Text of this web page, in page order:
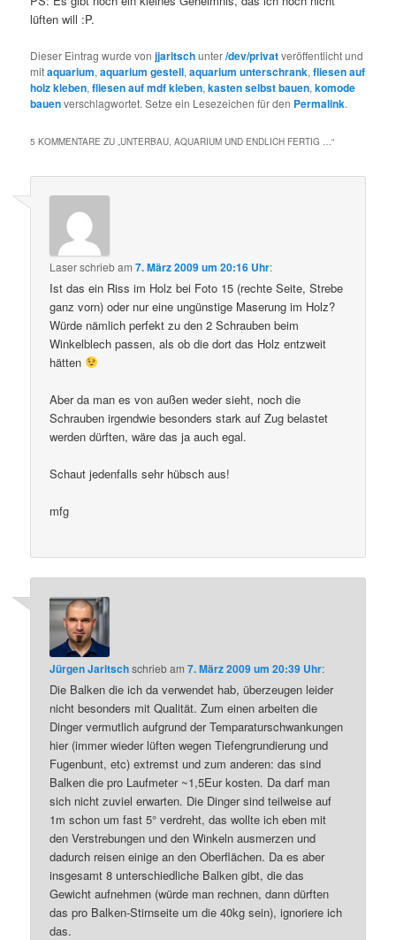
lüften will :P.
Dieser Eintrag wurde vonjjaritschunter/dev/privatveröffentlicht und
mitaquarium,aquarium gestell,aquarium unterschrank,fliesen auf
holz kleben,fliesen auf mdf kleben,kasten selbst bauen,komode
bauenverschlagwortet. Setze ein Lesezeichen für den Permalink.
5 KOMMENTARE ZU „UNTERBAU, AQUARIUM UND ENDLICH FERTIG …“
Laserschriebam7. März 2009 um 20:16 Uhr:
Ist das ein Riss im Holz bei Foto 15 (rechte Seite, Strebe
ganz vorn) oder nur eine ungünstige Maserung im Holz?
Würde nämlich perfekt zu den 2 Schrauben beim
Winkelblech passen, als ob die dort das Holz entzweit
hätten
Aber da man es von außen weder sieht, noch die
Schrauben irgendwie besonders stark auf Zug belastet
werden dürften, wäre das ja auch egal.
Schaut jedenfalls sehr hübsch aus!
mfg
Jürgen Jaritschschriebam7. März 2009 um 20:39 Uhr:
Die Balken die ich da verwendet hab, überzeugen leider
nicht besonders mit Qualität. Zum einen arbeiten die
Dinger vermutlich aufgrund der Temparaturschwankungen
hier (immer wieder lüften wegen Tiefengrundierung und
Fugenbunt, etc) extremst und zum anderen: das sind
Balken die pro Laufmeter ~1,5Eur kosten. Da darf man
sich nicht zuviel erwarten. Die Dinger sind teilweise auf
1m schon um fast 5° verdreht, das wollte ich eben mit
den Verstrebungen und den Winkeln ausmerzen und
dadurch reisen einige an den Oberflächen. Da es aber
insgesamt 8 unterschiedliche Balken gibt, die das
Gewicht aufnehmen (würde man rechnen, dann dürften
das pro Balken-Stirnseite um die 40kg sein), ignoriere ich
das.